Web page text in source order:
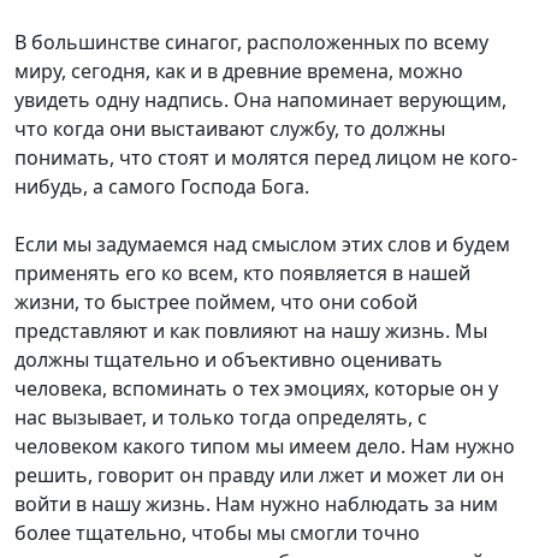
В большинстве синагог, расположенных по всему
миру, сегодня, как и в древние времена, можно
увидеть одну надпись. Она напоминает верующим,
что когда они выстаивают службу, то должны
понимать, что стоят и молятся перед лицом не кого-
нибудь, а самого Господа Бога.
Если мы задумаемся над смыслом этих слов и будем
применять его ко всем, кто появляется в нашей
жизни, то быстрее поймем, что они собой
представляют и как повлияют на нашу жизнь. Мы
должны тщательно и объективно оценивать
человека, вспоминать о тех эмоциях, которые он у
нас вызывает, и только тогда определять, с
человеком какого типом мы имеем дело. Нам нужно
решить, говорит он правду или лжет и может ли он
войти в нашу жизнь. Нам нужно наблюдать за ним
более тщательно, чтобы мы смогли точно